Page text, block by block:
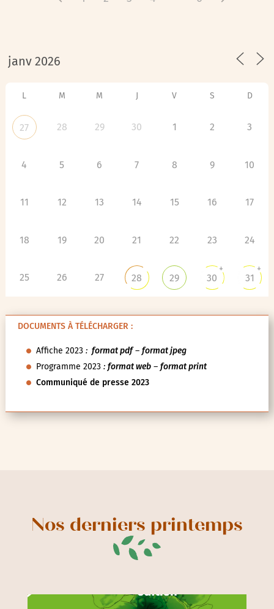
L M M J V S D
27 28 29 30 1 2 3
4 5 6 7 8 9 10
11 12 13 14 15 16 17
18 19 20 21 22 23 24
25 26 27 28 29 30
+
31
+
DOCUMENTS À TÉLÉCHARGER :
Affiche 2023: format pdf– format jpeg
Programme 2023 : format web– format print
Communiqué de presse 2023
Nos derniers printemps